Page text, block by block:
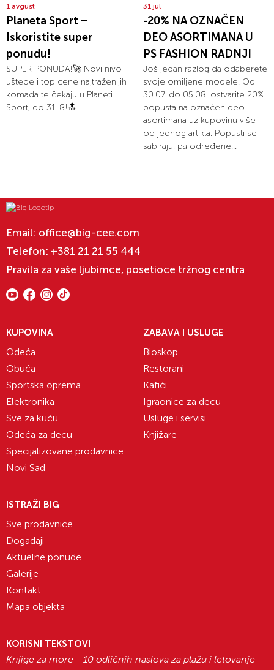
1 avgust
Planeta Sport –
Iskoristite super
ponudu!
SUPER PONUDA!🚀 Novi nivo
uštede i top cene najtraženijih
komada te čekaju u Planeti
Sport, do 31. 8!🔝
31 jul
-20% NA OZNAČEN
DEO ASORTIMANA U
PS FASHION RADNJI
Još jedan razlog da odaberete
svoje omiljene modele. Od
30.07. do 05.08. ostvarite 20%
popusta na označen deo
asortimana uz kupovinu više
od jednog artikla. Popusti se
sabiraju, pa određene...
Email: office@big-cee.com
Telefon: +381 21 21 55 444
Pravila za vaše ljubimce, posetioce tržnog centra
KUPOVINA
Odeća
Obuća
Sportska oprema
Elektronika
Sve za kuću
Odeća za decu
Specijalizovane prodavnice
Novi Sad
ZABAVA I USLUGE
Bioskop
Restorani
Kafići
Igraonice za decu
Usluge i servisi
Knjižare
ISTRAŽI BIG
Sve prodavnice
Događaji
Aktuelne ponude
Galerije
Kontakt
Mapa objekta
KORISNI TEKSTOVI
Knjige za more - 10 odličnih naslova za plažu i letovanje